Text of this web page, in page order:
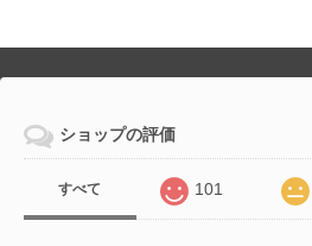
ショップの評価
すべて 101